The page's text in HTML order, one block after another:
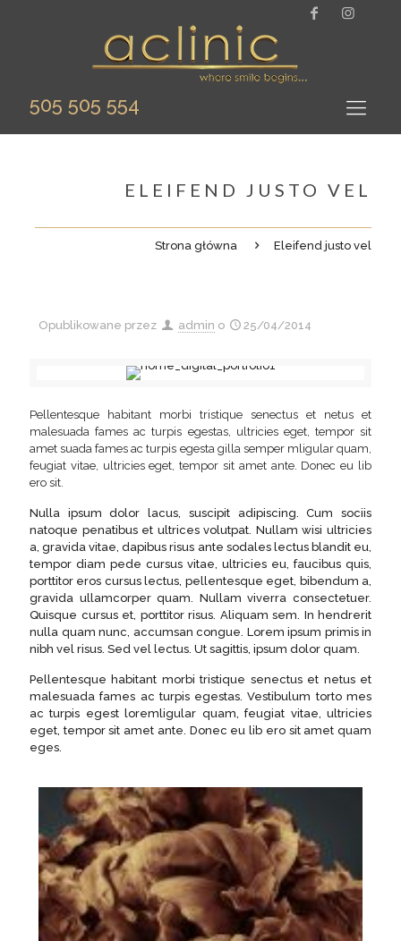
505 505 554
ELEIFEND JUSTO VEL
Strona główna Eleifend justo vel
Opublikowane przez admin o 25/04/2014
Pellentesque habitant morbi tristique senectus et netus et
malesuada fames ac turpis egestas, ultricies eget, tempor sit
amet suada fames ac turpis egesta gilla semper mligular quam,
feugiat vitae, ultricies eget, tempor sit amet ante. Donec eu lib
ero sit.
Nulla ipsum dolor lacus, suscipit adipiscing. Cum sociis
natoque penatibus et ultrices volutpat. Nullam wisi ultricies
a, gravida vitae, dapibus risus ante sodales lectus blandit eu,
tempor diam pede cursus vitae, ultricies eu, faucibus quis,
porttitor eros cursus lectus, pellentesque eget, bibendum a,
gravida ullamcorper quam. Nullam viverra consectetuer.
Quisque cursus et, porttitor risus. Aliquam sem. In hendrerit
nulla quam nunc, accumsan congue. Lorem ipsum primis in
nibh vel risus. Sed vel lectus. Ut sagittis, ipsum dolor quam.
Pellentesque habitant morbi tristique senectus et netus et
malesuada fames ac turpis egestas. Vestibulum torto mes
ac turpis egest loremligular quam, feugiat vitae, ultricies
eget, tempor sit amet ante. Donec eu lib ero sit amet quam
eges.